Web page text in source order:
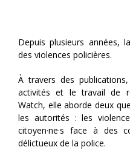
Depuis plusieurs années,
des violences policières.
À travers des
activités et le travail de
Watch, elle aborde deux
les autorités : les
citoyen·ne·s face à des
délictueux de la police.